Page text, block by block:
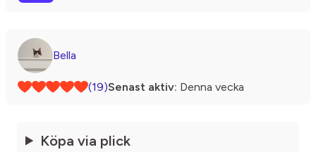
Bella
(19)Senast aktiv: Denna vecka
Köpa via plick